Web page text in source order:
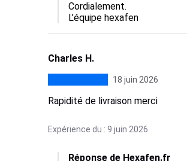
Cordialement.
L’équipe hexafen
Charles H.
18 juin 2026
Rapidité de livraison merci
Expérience du : 9 juin 2026
Réponse de Hexafen.fr